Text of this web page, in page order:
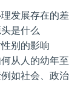
发展存在的
是什么
别的影响
从人的幼年
如社会、政